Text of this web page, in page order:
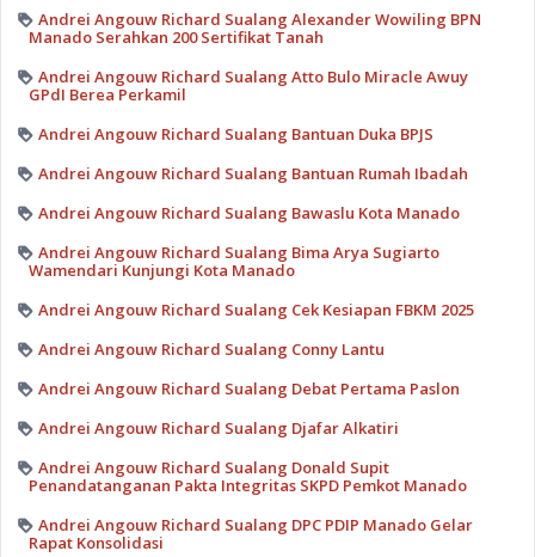
Andrei Angouw Richard Sualang Alexander Wowiling BPN
Manado Serahkan 200 Sertifikat Tanah
Andrei Angouw Richard Sualang Atto Bulo Miracle Awuy
GPdI Berea Perkamil
Andrei Angouw Richard Sualang Bantuan Duka BPJS
Andrei Angouw Richard Sualang Bantuan Rumah Ibadah
Andrei Angouw Richard Sualang Bawaslu Kota Manado
Andrei Angouw Richard Sualang Bima Arya Sugiarto
Wamendari Kunjungi Kota Manado
Andrei Angouw Richard Sualang Cek Kesiapan FBKM 2025
Andrei Angouw Richard Sualang Conny Lantu
Andrei Angouw Richard Sualang Debat Pertama Paslon
Andrei Angouw Richard Sualang Djafar Alkatiri
Andrei Angouw Richard Sualang Donald Supit
Penandatanganan Pakta Integritas SKPD Pemkot Manado
Andrei Angouw Richard Sualang DPC PDIP Manado Gelar
Rapat Konsolidasi